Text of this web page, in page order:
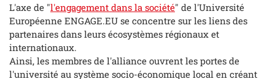
L'axe de "l'engagement dans la société" de l'Université
Européenne ENGAGE.EU se concentre sur les liens des
partenaires dans leurs écosystèmes régionaux et
internationaux.
Ainsi, les membres de l'alliance ouvrent les portes de
l'université au système socio-économique local en créant